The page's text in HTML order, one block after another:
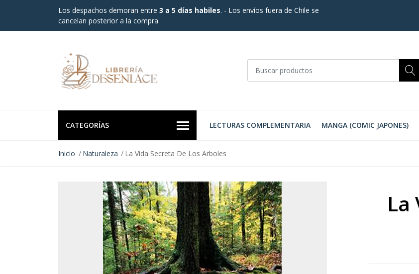
Los despachos demoran entre 3 a 5 días habiles. - Los envíos fuera de Chile se
cancelan posterior a la compra
CATEGORÍAS LECTURAS COMPLEMENTARIA MANGA (COMIC JAPONES)
Inicio Naturaleza La Vida Secreta De Los Arboles
La